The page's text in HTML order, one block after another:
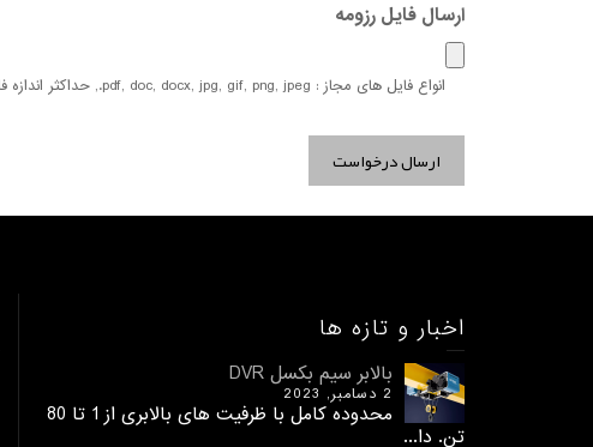
ارسال فایل رزومه
انواع فایل های مجاز : pdf, doc, docx, jpg, gif, png, jpeg., حداکثر اندازه فایل: 2 MB.
اخبار و تازه ها
بالابر سیم بکسل DVR
2 دسامبر, 2023
محدوده کامل با ظرفیت های بالابری از 1 تا 80
تن. دا...